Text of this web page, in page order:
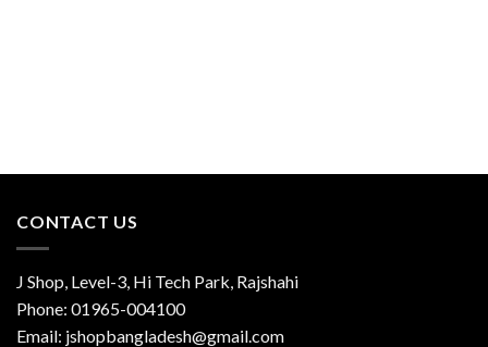
CONTACT US
J Shop, Level-3, Hi Tech Park, Rajshahi
Phone: 01965-004100
Email: jshopbangladesh@gmail.com